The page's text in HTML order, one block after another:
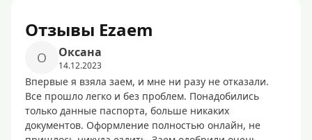
Отзывы Ezaem
О Оксана
14.12.2023
Впервые я взяла заем, и мне ни разу не отказали.
Все прошло легко и без проблем. Понадобились
только данные паспорта, больше никаких
документов. Оформление полностью онлайн, не